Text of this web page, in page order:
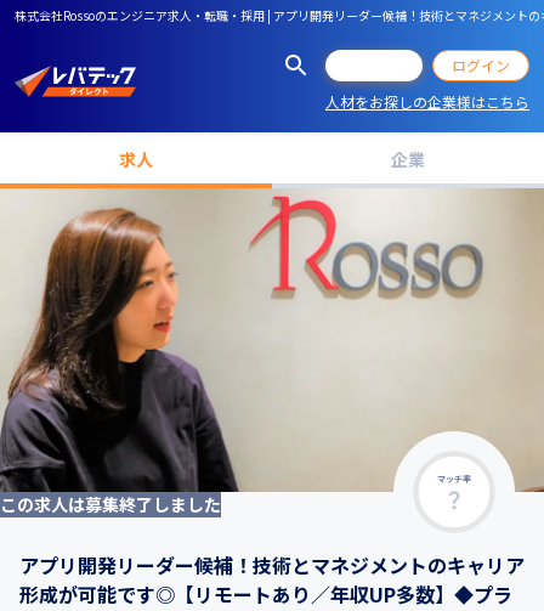
株式会社Rossoのエンジニア求人・転職・採用 | アプリ開発リーダー候補！技術とマネジメン
ログイン
人材をお探しの企業様はこちら
求人 企業
マッチ率
この求人は募集終了しました
アプリ開発リーダー候補！技術とマネジメントのキャリア
形成が可能です◎【リモートあり／年収UP多数】◆プラ